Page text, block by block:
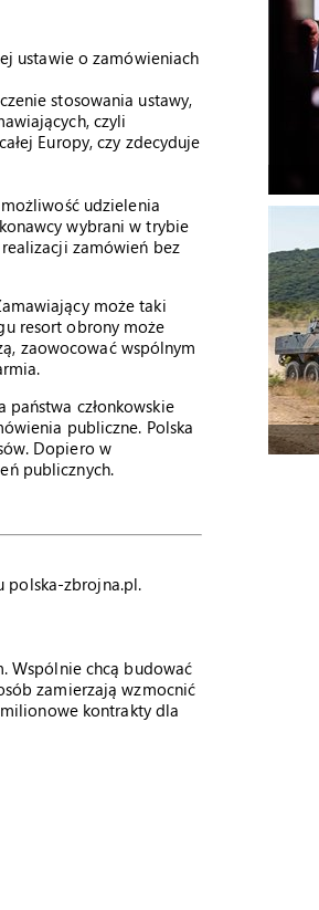
ustawie o zamówieniach
stosowania ustawy,
czyli
Europy, czy zdecyduje
udzielenia
wybrani w trybie
zamówień bez
może taki
resort obrony może
zaowocować wspólnym
państwa członkowskie
publiczne. Polska
Dopiero w
publicznych.
polska-zbrojna.pl.
Wspólnie chcą budować
zamierzają wzmocnić
kontrakty dla